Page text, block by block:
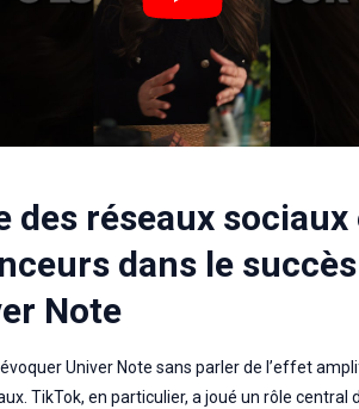
des réseaux sociaux
dans le succès
Note
Univer Note sans parler de l’effet
TikTok, en particulier, a joué un rôle central